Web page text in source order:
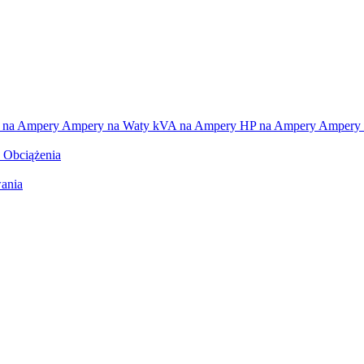
Ampery Ampery na Waty kVA na Ampery HP na Ampery Ampery